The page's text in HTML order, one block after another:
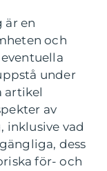
är en
och
under
artikel
av
inklusive vad
dess
för- och